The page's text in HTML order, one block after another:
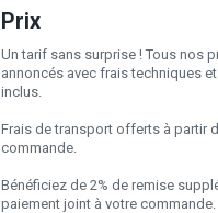
Prix
Un tarif sans surprise ! Tous nos
annoncés avec frais techniques
inclus.
Frais de transport offerts à partir
commande.
Bénéficiez de 2% de remise
paiement joint à votre commande.